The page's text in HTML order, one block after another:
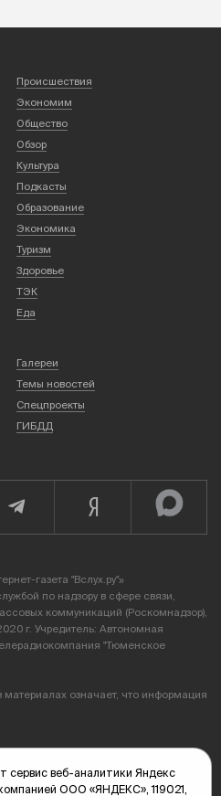
Происшествия
Экономим
Общество
Обзор
Культура
Подкасты
Образование
Экономика
Туризм
Здоровье
ТЭК
Еда
Галереи
Темы новостей
Спецпроекты
ГИБДД
газета "Вслух.ру"»
по надзору в сфере связи,
коммуникаций (Роскомнадзор),
г. Учредитель: Автономная
"Тюменское
материалах означает, что информация
28А
сервис веб-аналитики Яндекс
ООО «ЯНДЕКС», 119021,